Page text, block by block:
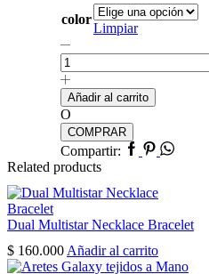
color
Limpiar
Rosé
cantidad
Añadir al carrito
O
COMPRAR
Compartir: Facebook
Pinterest
Whatsapp
Related products
Dual Multistar Necklace Bracelet
$ 160.000 Añadir al carrito